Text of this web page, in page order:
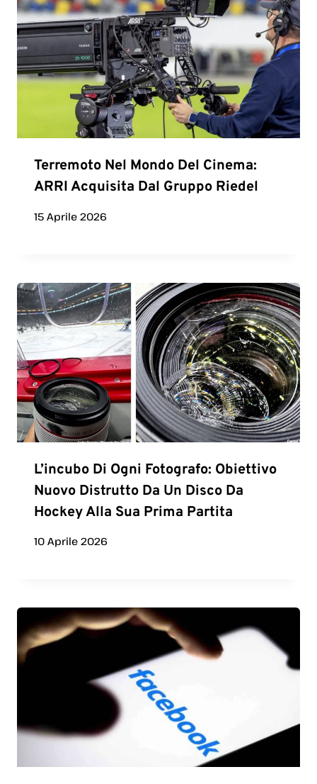
Terremoto Nel Mondo Del Cinema:
ARRI Acquisita Dal Gruppo Riedel
15 Aprile 2026
L’incubo Di Ogni Fotografo: Obiettivo
Nuovo Distrutto Da Un Disco Da
Hockey Alla Sua Prima Partita
10 Aprile 2026